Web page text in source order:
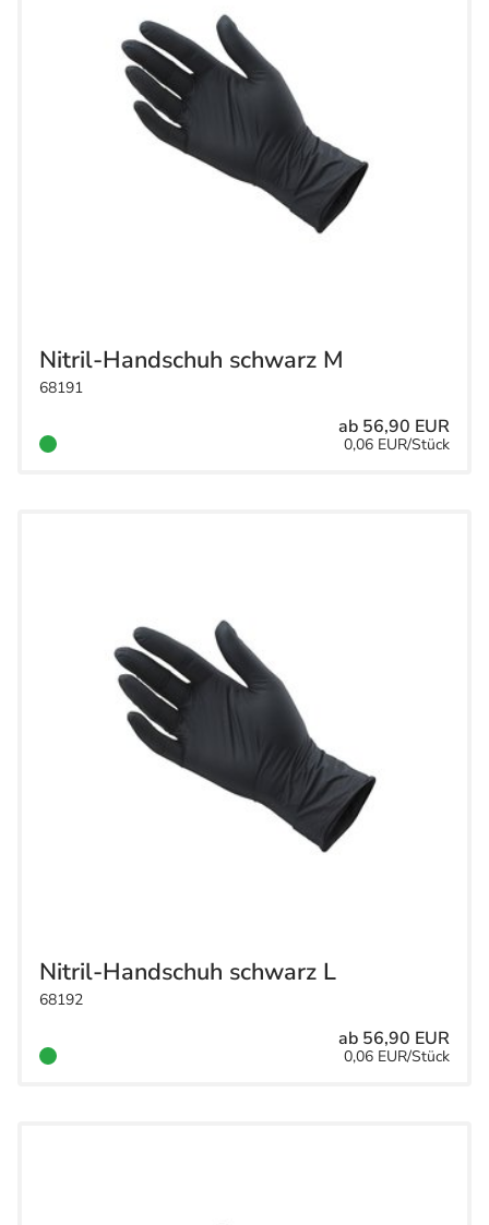
Nitril-Handschuh schwarz M
68191
ab 56,90 EUR
0,06 EUR/Stück
Nitril-Handschuh schwarz L
68192
ab 56,90 EUR
0,06 EUR/Stück